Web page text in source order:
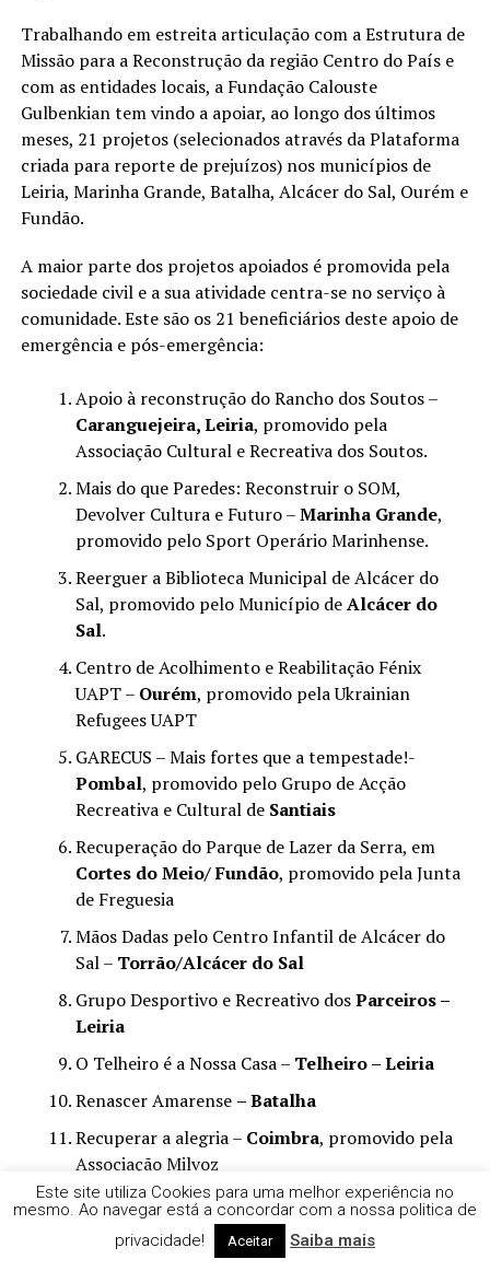
Trabalhando em estreita articulação com a Estrutura de
Missão para a Reconstrução da região Centro do País e
com as entidades locais, a Fundação Calouste
Gulbenkian tem vindo a apoiar, ao longo dos últimos
meses, 21 projetos (selecionados através da Plataforma
criada para reporte de prejuízos) nos municípios de
Leiria, Marinha Grande, Batalha, Alcácer do Sal, Ourém e
Fundão.
A maior parte dos projetos apoiados é promovida pela
sociedade civil e a sua atividade centra-se no serviço à
comunidade. Este são os 21 beneficiários deste apoio de
emergência e pós-emergência:
Apoio à reconstrução do Rancho dos Soutos –
Caranguejeira, Leiria, promovido pela
Associação Cultural e Recreativa dos Soutos.
Mais do que Paredes: Reconstruir o SOM,
Devolver Cultura e Futuro –Marinha Grande,
promovido pelo Sport Operário Marinhense.
Reerguer a Biblioteca Municipal de Alcácer do
Sal, promovido pelo Município deAlcácer do
Sal.
Centro de Acolhimento e Reabilitação Fénix
UAPT – Ourém, promovido pela Ukrainian
Refugees UAPT
GARECUS – Mais fortes que a tempestade!-
Pombal, promovido pelo Grupo de Acção
Recreativa e Cultural deSantiais
Recuperação do Parque de Lazer da Serra, em
Cortes do Meio/ Fundão, promovido pela Junta
de Freguesia
Mãos Dadas pelo Centro Infantil de Alcácer do
Sal – Torrão/Alcácer do Sal
Grupo Desportivo e Recreativo dosParceiros –
Leiria
O Telheiro é a Nossa Casa – Telheiro – Leiria
Renascer Amarense – Batalha
Recuperar a alegria – Coimbra, promovido pela
Associação Milvoz
Unidos na Reconstrução — Recuperar oCampo
da Lagoa – Leiria, promovido pelo Grupo
Cultural e Desportivo Unidos
Este site utiliza Cookies para uma melhor experiência no
mesmo. Ao navegar está a concordar com a nossa politica de
privacidade!
Aceitar Saiba mais